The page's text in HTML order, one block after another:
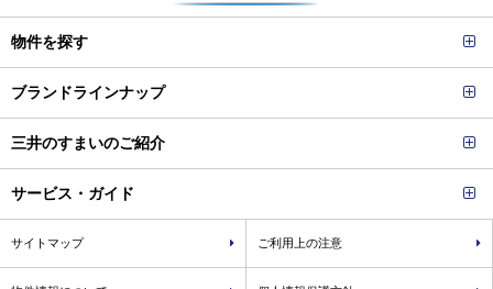
物件を探す
ブランドラインナップ
三井のすまいのご紹介
サービス・ガイド
サイトマップ ご利用上の注意